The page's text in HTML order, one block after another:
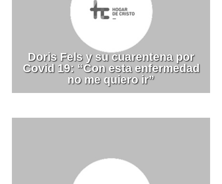
Doris Fels y su cuarentena por
Covid 19: “Con esta enfermedad
no me quiero ir”